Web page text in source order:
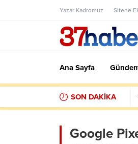
Yazar Kadromuz Sitene
Ana Sayfa
SON DAKİKA
Google